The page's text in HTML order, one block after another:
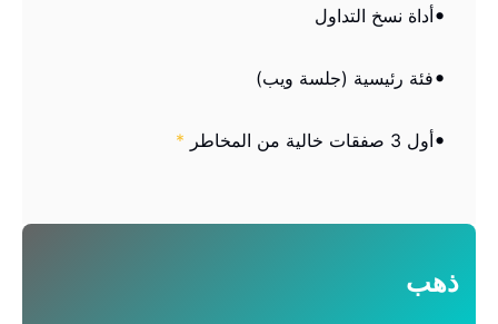
أداة نسخ التداول
فئة رئيسية (جلسة ويب)
أول 3 صفقات خالية من المخاطر *
ذهب